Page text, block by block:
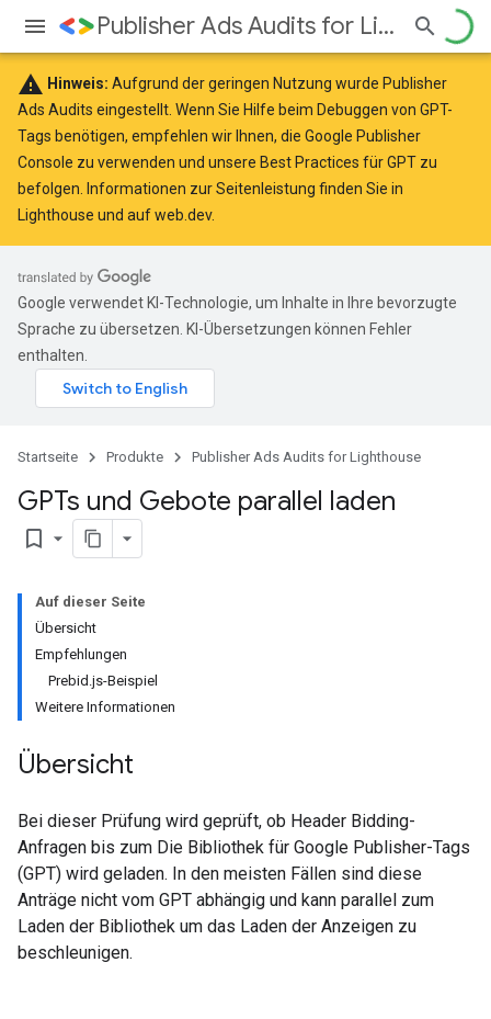
Publisher Ads Audits for Lighthouse
warning Hinweis: Aufgrund der geringen Nutzung wurde Publisher
Ads Audits eingestellt. Wenn Sie Hilfe beim Debuggen von GPT-
Tags benötigen, empfehlen wir Ihnen, die Google Publisher
Console zu verwenden und unsere Best Practices für GPT zu
befolgen . Informationen zur Seitenleistung finden Sie in
Lighthouse und aufweb.dev.
Google verwendet KI-Technologie, um Inhalte in Ihre bevorzugte
Sprache zu übersetzen. KI-Übersetzungen können Fehler
enthalten.
Startseite Produkte Publisher Ads Audits for Lighthouse
GPTs und Gebote parallel laden
bookmark_border
Auf dieser Seite
Übersicht
Empfehlungen
Prebid.js-Beispiel
Weitere Informationen
Übersicht
Bei dieser Prüfung wird geprüft, ob Header Bidding-
Anfragen bis zum Die Bibliothek für Google Publisher-Tags
(GPT) wird geladen. In den meisten Fällen sind diese
Anträge nicht vom GPT abhängig und kann parallel zum
Laden der Bibliothek um das Laden der Anzeigen zu
beschleunigen.